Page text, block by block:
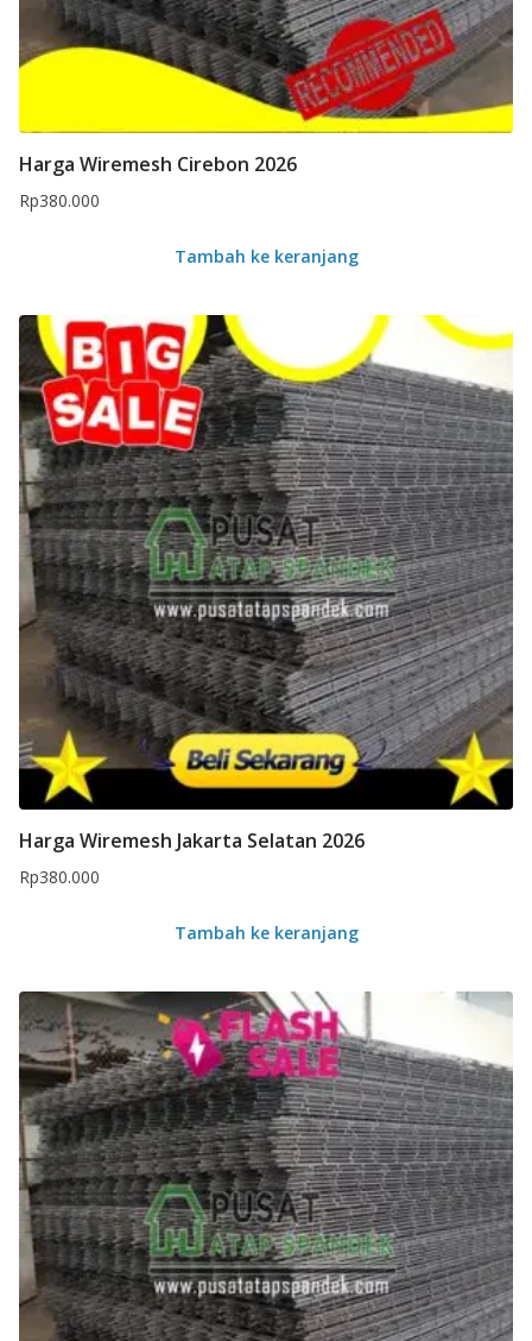
Harga Wiremesh Cirebon 2026
Rp380.000
Tambah ke keranjang
Harga Wiremesh Jakarta Selatan 2026
Rp380.000
Tambah ke keranjang